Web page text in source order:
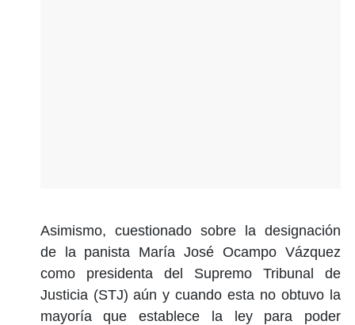
Asimismo, cuestionado sobre la designación
de la panista María José Ocampo Vázquez
como presidenta del Supremo Tribunal de
Justicia (STJ) aún y cuando esta no obtuvo la
mayoría que establece la ley para poder